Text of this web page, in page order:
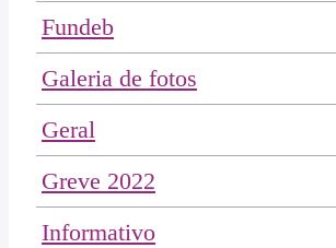
Fundeb
Galeria de fotos
Geral
Greve 2022
Informativo